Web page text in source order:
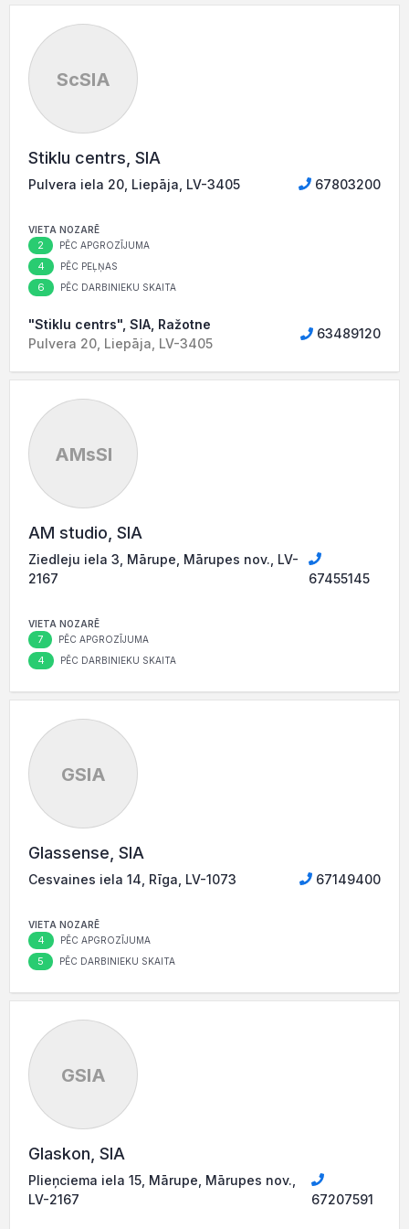
ScSIA
Stiklu centrs, SIA
Pulvera iela 20, Liepāja, LV-3405 67803200
VIETA NOZARĒ
2 PĒC APGROZĪJUMA
4 PĒC PEĻŅAS
6 PĒC DARBINIEKU SKAITA
"Stiklu centrs", SIA, Ražotne
Pulvera 20, Liepāja, LV-3405
63489120
AMsSI
AM studio, SIA
Ziedleju iela 3, Mārupe, Mārupes nov., LV-
2167
67455145
VIETA NOZARĒ
7 PĒC APGROZĪJUMA
4 PĒC DARBINIEKU SKAITA
GSIA
Glassense, SIA
Cesvaines iela 14, Rīga, LV-1073 67149400
VIETA NOZARĒ
4 PĒC APGROZĪJUMA
5 PĒC DARBINIEKU SKAITA
GSIA
Glaskon, SIA
Plieņciema iela 15, Mārupe, Mārupes nov.,
LV-2167
67207591